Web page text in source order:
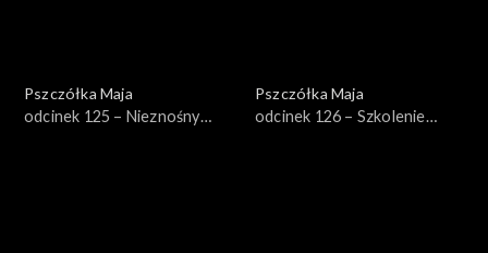
Pszczółka Maja
odcinek 125 – Nieznośny
Pszczółka Maja
odcinek 126 – Szkolenie